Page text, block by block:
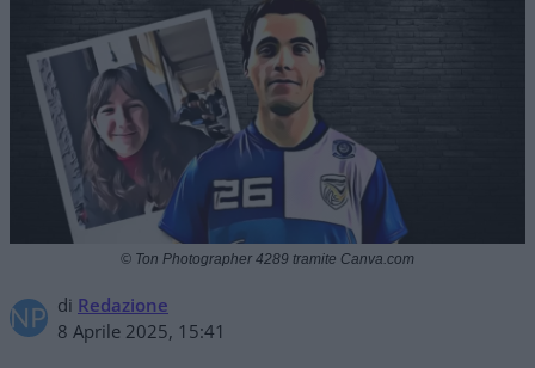
di Redazione
8 Aprile 2025, 15:41
© Ton Photographer 4289 tramite Canva.com